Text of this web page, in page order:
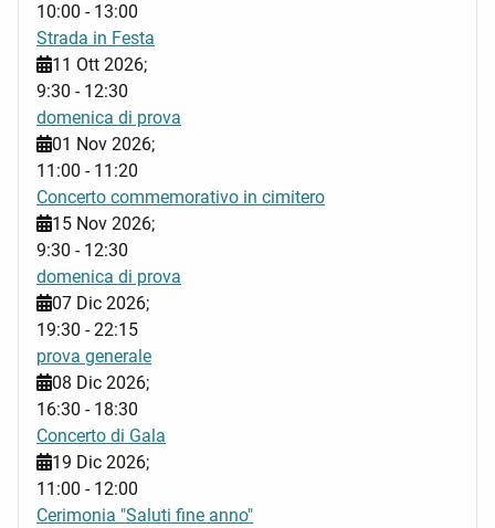
10:00 - 13:00
Strada in Festa
11 Ott 2026;
9:30 - 12:30
domenica di prova
01 Nov 2026;
11:00 - 11:20
Concerto commemorativo in cimitero
15 Nov 2026;
9:30 - 12:30
domenica di prova
07 Dic 2026;
19:30 -22:15
prova generale
08 Dic 2026;
16:30 - 18:30
Concerto di Gala
19 Dic 2026;
11:00 - 12:00
Cerimonia "Saluti fine anno"